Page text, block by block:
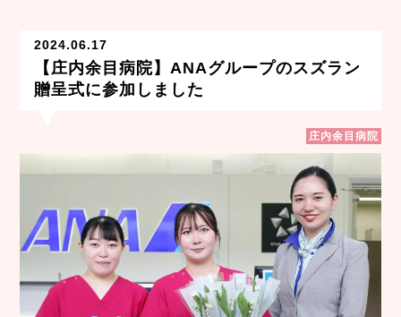
2024.06.17
【庄内余目病院】ANAグループのスズラン
贈呈式に参加しました
庄内余目病院